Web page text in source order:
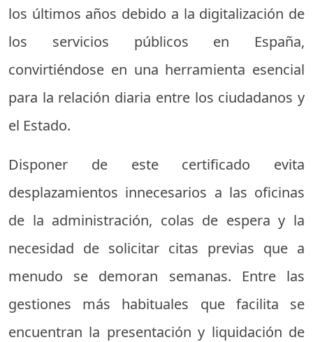
los últimos años debido a la digitalización de
los servicios públicos en España,
convirtiéndose en una herramienta esencial
para la relación diaria entre los ciudadanos y
el Estado.
Disponer de este certificado evita
desplazamientos innecesarios a las oficinas
de la administración, colas de espera y la
necesidad de solicitar citas previas que a
menudo se demoran semanas. Entre las
gestiones más habituales que facilita se
encuentran la presentación y liquidación de